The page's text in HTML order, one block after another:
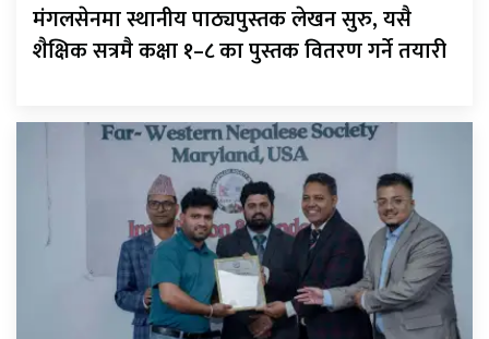
मंगलसेनमा स्थानीय पाठ्यपुस्तक लेखन सुरु, यसै
शैक्षिक सत्रमै कक्षा १–८ का पुस्तक वितरण गर्ने तयारी